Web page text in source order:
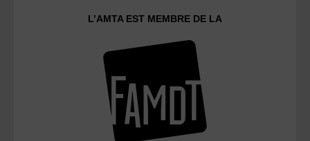
L’AMTA EST MEMBRE DE LA